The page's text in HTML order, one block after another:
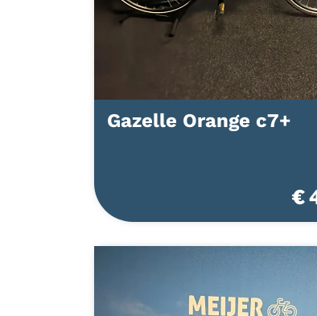
Gazelle Orange c7+
€